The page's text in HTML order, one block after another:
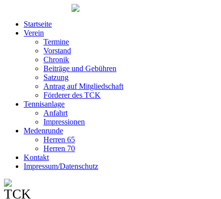
Startseite
Verein
Termine
Vorstand
Chronik
Beiträge und Gebühren
Satzung
Antrag auf Mitgliedschaft
Förderer des TCK
Tennisanlage
Anfahrt
Impressionen
Medenrunde
Herren 65
Herren 70
Kontakt
Impressum/Datenschutz